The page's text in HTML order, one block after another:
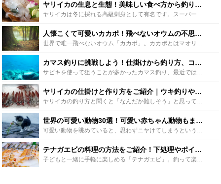
ヤリイカの生息と生態！美味しい食べ方から釣り方まで！ - Leisurego(レジャーゴー)
ヤリイカは冬に採れる高級刺身として有名です。スーパーなどに出回ることは殆どなく料理や寿司屋で味わいます。ケンサキイカやアオリイカの旨味や甘みとは違った上品な味わいと程よい食感を楽しめます。今回はそん...
人懐こくて可愛いカカポ！飛べないオウムの不思議な生態を見よう！ - Leisurego(レジャーゴー)
世界で唯一飛べないオウム「カカポ」。カカポとはマオリ語で「夜のオウム」という意味で、その性格はとても人懐こく可愛らしいものです。カカポは現在絶滅の危機に迫られています。そんな人懐こくて可愛いカカポの...
カマス釣りに挑戦しよう！仕掛けから釣り方、コツをご紹介！ - Leisurego(レジャーゴー)
サビキを使って狙うことが多かったカマス釣り、最近ではルアーで釣る方法も人気が出てきています。そんなカマス釣りに挑戦するべく、仕掛けや釣り方、最後は美味しい食べ方まで今回は紹介したいと思います。 海釣...
ヤリイカの仕掛けと作り方をご紹介｜ウキ釣りや直結も！ - Leisurego(レジャーゴー)
ヤリイカの釣り方と聞くと「なんだか難しそう」と思ってしまいませんか？しかし、仕掛けの作り方さえ覚えてしまえば、決して難しいターゲットではありません。今回はヤリイカを釣るための仕掛けについて、わかりや...
世界の可愛い動物30選！可愛い赤ちゃん動物もまとめてご紹介！ - Leisurego(レジャーゴー)
可愛い動物を眺めていると、思わずニヤけてしまうという人はいませんか？現代のストレス社会らしく、今、可愛い動物の動画や画像をストレスの発散や癒しのアイテムとして利用している人が多いんですよ。愛くるしい...
テナガエビの料理の方法をご紹介！下処理やポイントも解説！ - Leisurego(レジャーゴー)
子どもと一緒に手軽に楽しめる「テナガエビ」。釣って楽しむだけでなく、簡単な下処理で美味しくいただける食材でもあります。そんな「テナガエビ」を美味しく食べていただける料理方法から下処理やポイントをご紹...